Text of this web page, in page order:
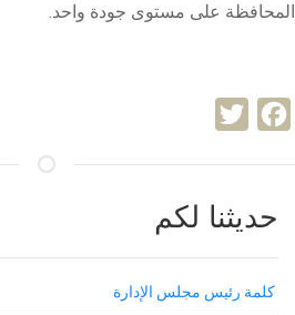
المحافظة على مستوى جودة واحد.
Facebook
حديثنا لكم
كلمة رئيس مجلس الإدارة